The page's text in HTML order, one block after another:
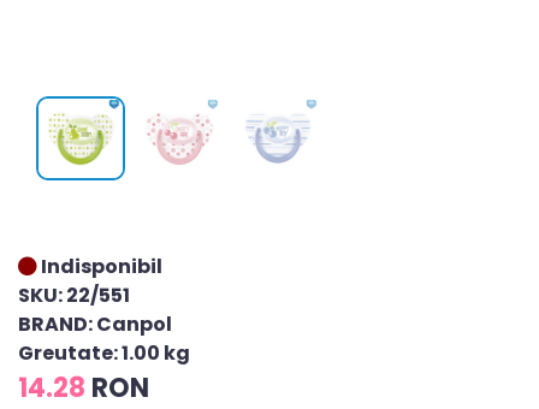
Indisponibil
SKU: 22/551
BRAND: Canpol
Greutate: 1.00 kg
14.28 RON